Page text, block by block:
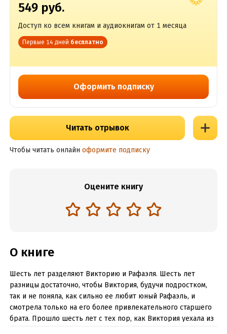
549 руб.
Доступ ко всем книгам и аудиокнигам от 1 месяца
Первые 14 дней бесплатно
Оформить подписку
Читать отрывок
Чтобы читать онлайн оформите подписку
Оцените книгу
О книге
Шесть лет разделяют Викторию и Рафаэля. Шесть лет
разницы достаточно, чтобы Виктория, будучи подростком,
так и не поняла, как сильно ее любит юный Рафаэль, и
смотрела только на его более привлекательного старшего
брата. Прошло шесть лет с тех пор, как Виктория уехала из